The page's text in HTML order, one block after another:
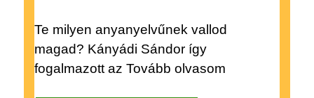
Te milyen anyanyelvűnek vallod
magad? Kányádi Sándor így
fogalmazott az Tovább olvasom